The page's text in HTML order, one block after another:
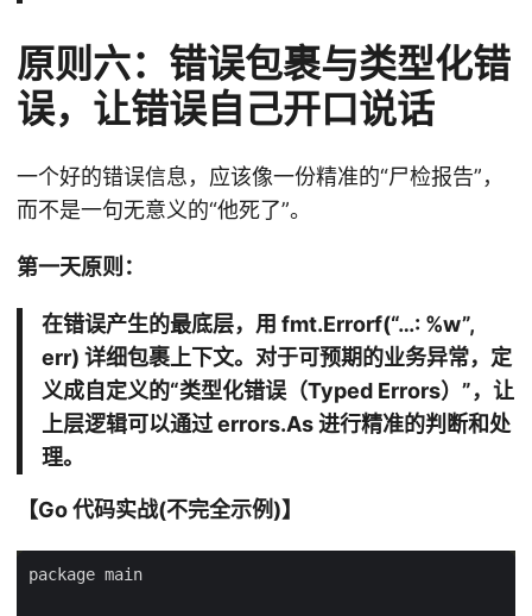
原则六：错误包裹与类型化错
误，让错误自己开口说话
一个好的错误信息，应该像一份精准的“尸检报告”，
而不是一句无意义的“他死了”。
第一天原则：
在错误产生的最底层，用 fmt.Errorf(“…: %w”,
err) 详细包裹上下文。对于可预期的业务异常，定
义成自定义的“类型化错误（Typed Errors）”，让
上层逻辑可以通过 errors.As 进行精准的判断和处
理。
【Go 代码实战(不完全示例)】